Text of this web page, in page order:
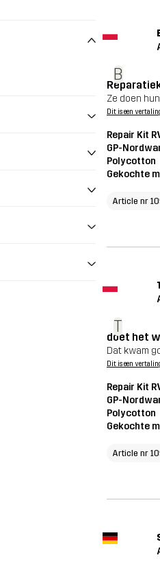
B
Ze doen
Dit is een
Repair Kit
GP-
Polycotton
Gekochte
Article nr
T
doet het
Dat kwam
Dit is een
Repair Kit
GP-
Polycotton
Gekochte
Article nr